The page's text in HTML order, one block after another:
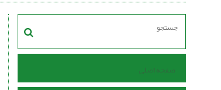
صفحه اصلی